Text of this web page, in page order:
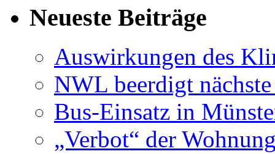
Neueste Beiträge
Auswirkungen des
NWL beerdigt
Bus-Einsatz in
„Verbot“ der